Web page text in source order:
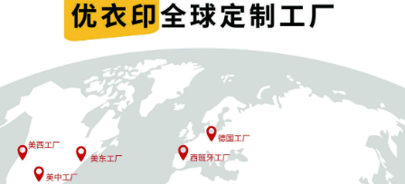
David Jones分别以899万次和658万次位列第
三、第四。年度同比数据显示David Jones流量上
升82.48%，The Iconic增58.65%，Shein增
56.85%，Myer增31.39%。在美国取消低价包裹
免税政策后，Shein将更多资源转向澳大利亚市
场，